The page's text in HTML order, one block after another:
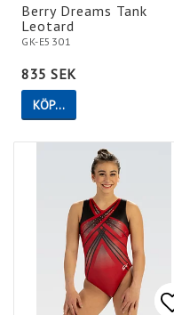
Berry Dreams Tank
Leotard
GK-E5301
835 SEK
KÖP…